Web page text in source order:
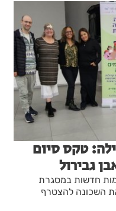
טקס סיום
גבירול
חדשות במסגרת
את השכונה להצטרף